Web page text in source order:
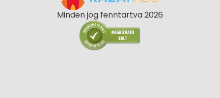
Minden jog fenntartva 2026